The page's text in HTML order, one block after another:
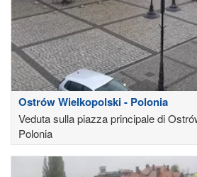
Ostrów Wielkopolski - Polonia
Veduta sulla piazza principale di
Polonia